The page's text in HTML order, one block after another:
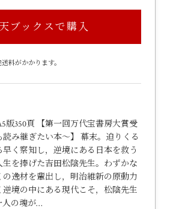
ブックスで購入
料がかかります。
350頁 【第一回万代宝書房大賞受
み継ぎたい本～】 幕末。迫りくる
早く察知し，逆境にある日本を救う
を捧げた吉田松陰先生。わずかな
逸材を輩出し，明治維新の原動力
逆境の中にある現代こそ，松陰先生
人の魂が…